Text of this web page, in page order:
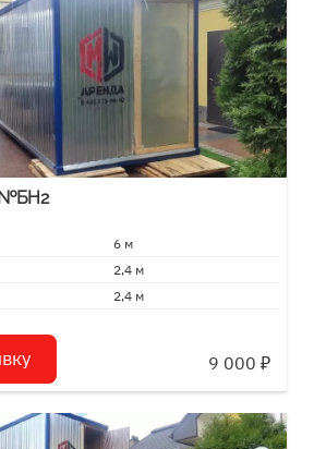
№БН2
6 м
2,4 м
2,4 м
9 000 ₽